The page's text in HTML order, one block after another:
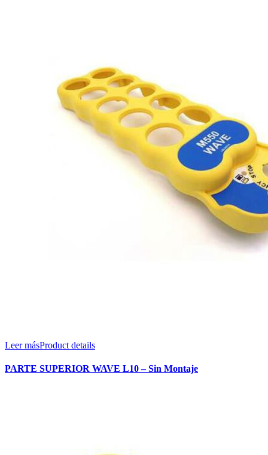
Leer másProduct details
PARTE SUPERIOR WAVE L10 – Sin Montaje